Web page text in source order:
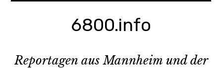
6800.info
Reportagen aus Mannheim und der